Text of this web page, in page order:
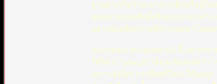
ฐานต่างๆไม่ว่าจะมาจากเด็กหรือผู้ใ
คุณธรรมและศักดิ์ศรีของบรรดาเศา
อย่างน้อยข้อความที่นำเสนอมาโดยต
และก่อนจะจบ episode-viii นี้ อยาก
ให้ได้ว่า “‏الرضاع” เนี่ยจะต้องแปลว่า “การให้นมจากทรวงอก” อย่างเดียวเท่านั้น ...ก็ได้ครับ...ถ้าจะเอาอย่างงั้น
เพราะยังงัยๆ การที่สตรีใดจะให้นม